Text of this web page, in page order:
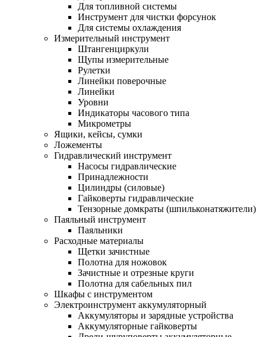
Для топливной системы
Инструмент для чистки форсунок
Для системы охлаждения
Измерительный инструмент
Штангенциркули
Щупы измерительные
Рулетки
Линейки поверочные
Линейки
Уровни
Индикаторы часового типа
Микрометры
Ящики, кейсы, сумки
Ложементы
Гидравлический инструмент
Насосы гидравлические
Принадлежности
Цилиндры (силовые)
Гайковерты гидравлические
Тензорные домкраты (шпильконатяжители)
Паяльный инструмент
Паяльники
Расходные материалы
Щетки зачистные
Полотна для ножовок
Зачистные и отрезные круги
Полотна для сабельных пил
Шкафы с инструментом
Электроинструмент аккумуляторный
Аккумуляторы и зарядные устройства
Аккумуляторные гайковерты